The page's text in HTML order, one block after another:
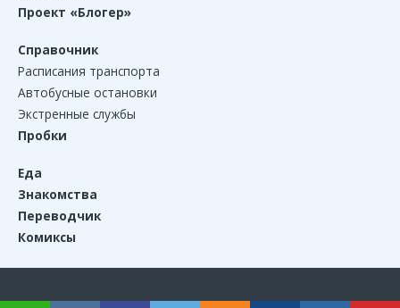
Проект «Блогер»
Справочник
Расписания транспорта
Автобусные остановки
Экстренные службы
Пробки
Еда
Знакомства
Переводчик
Комиксы